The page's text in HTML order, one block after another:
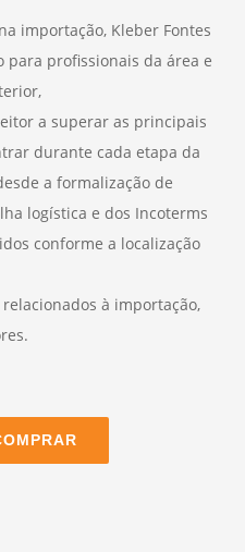
importação, Kleber Fontes
profissionais da área e
a superar as principais
durante cada etapa da
a formalização de
logística e dos Incoterms
conforme a localização
à importação,